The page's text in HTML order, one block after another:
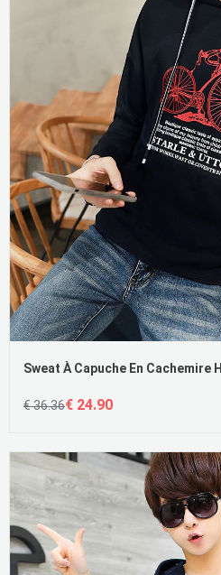
€ 36.36€ 24.90